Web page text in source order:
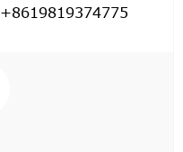
+8619819374775